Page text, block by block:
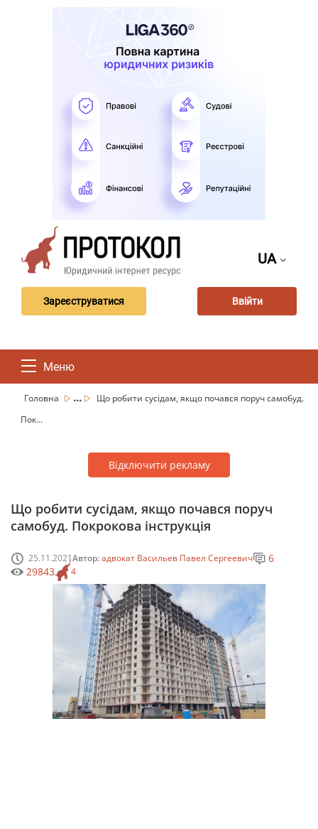
UA
Зареєструватися Ввійти
Меню
Головна ...
Що робити сусідам, якщо почався поруч самобуд.
Пок...
Відключити рекламу
Що робити сусідам, якщо почався поруч
самобуд. Покрокова інструкція
25.11.2021Автор:адвокат Васильев Павел Сергеевич
4
6
29843